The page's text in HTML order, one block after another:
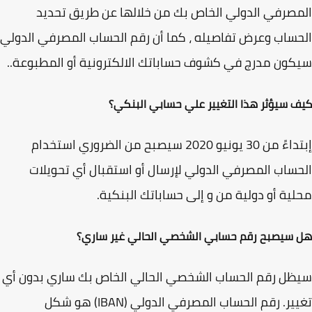
الدولي الخاص بك من خلالها عن طريق تحديد
وعرض تفاصيله ، كما أن رقم الحساب المصرفي الدولي
مدرج في كشوف حساباتك الالكترونية أو المطبوعة..
سيؤثر هذا التغيير علي حسابي البنكي؟
إبتداءً من 30 يونيو 2020 سيصبح من الضروري استخدام
المصرفي الدولي لإرسال أو استقبال أي تحويلات
أو دولية من و إلى حساباتك البنكية.
رقم حسابي الشخصي الحالي غير ساري؟
رقم الحساب الشخصي الحالي الخاص بك ساري بدون أي
تغيير. رقم الحساب المصرفي الدولي (IBAN) هو شكل